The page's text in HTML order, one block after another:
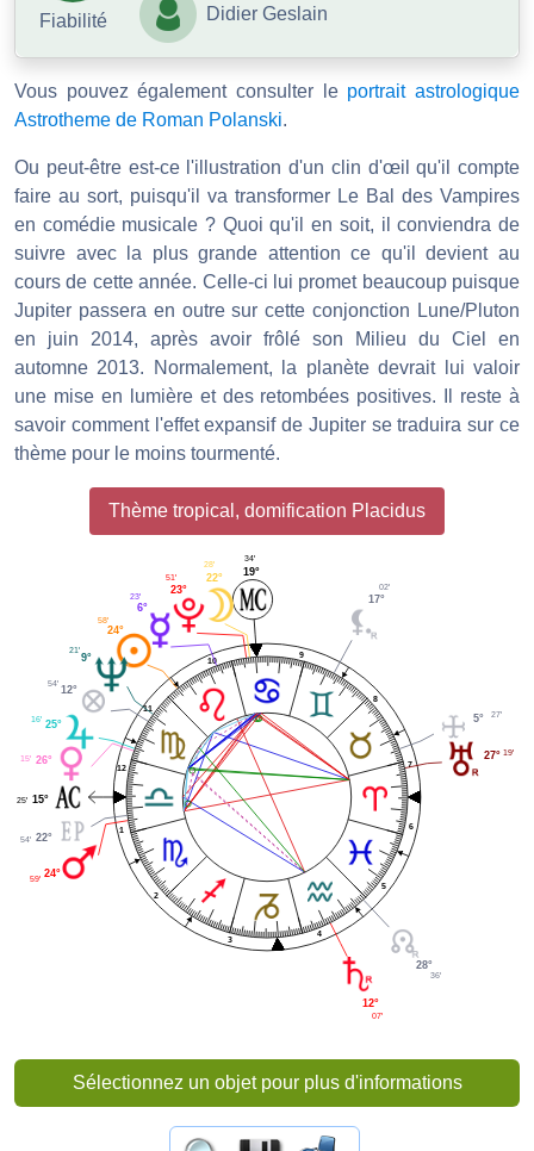
Fiabilité Didier Geslain
Vous pouvez également consulter le portrait astrologique
Astrotheme de Roman Polanski.
Ou peut-être est-ce l'illustration d'un clin d'œil qu'il compte
faire au sort, puisqu'il va transformer Le Bal des Vampires
en comédie musicale ? Quoi qu'il en soit, il conviendra de
suivre avec la plus grande attention ce qu'il devient au
cours de cette année. Celle-ci lui promet beaucoup puisque
Jupiter passera en outre sur cette conjonction Lune/Pluton
en juin 2014, après avoir frôlé son Milieu du Ciel en
automne 2013. Normalement, la planète devrait lui valoir
une mise en lumière et des retombées positives. Il reste à
savoir comment l'effet expansif de Jupiter se traduira sur ce
thème pour le moins tourmenté.
Thème tropical, domification Placidus
1
2
3
4
5
6
7
8
9
10
11
12
27° 19'
5° 27'
17°
02'
19°
34'
22°
28'
23°
51'
6°
23'
24°
58'
9°
21'
12°
54'
25°
16'
26°
15'
15°
25'
22°
54'
24°
59'
12°
07'
28°
36'
Sélectionnez un objet pour plus d'informations